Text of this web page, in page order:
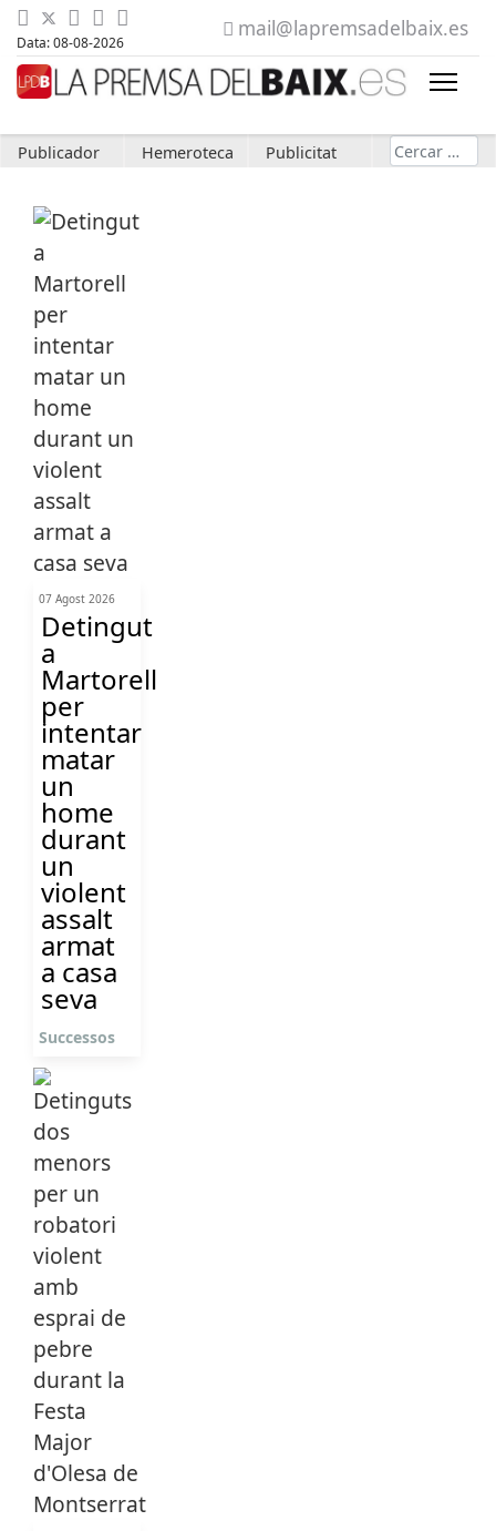
Data: 08-08-2026
mail@lapremsadelbaix.es
Publicador Hemeroteca Publicitat Cerca
07 Agost 2026
Detingut
a
Martorell
per
intentar
matar
un
home
durant
un
violent
assalt
armat
a casa
seva
Successos